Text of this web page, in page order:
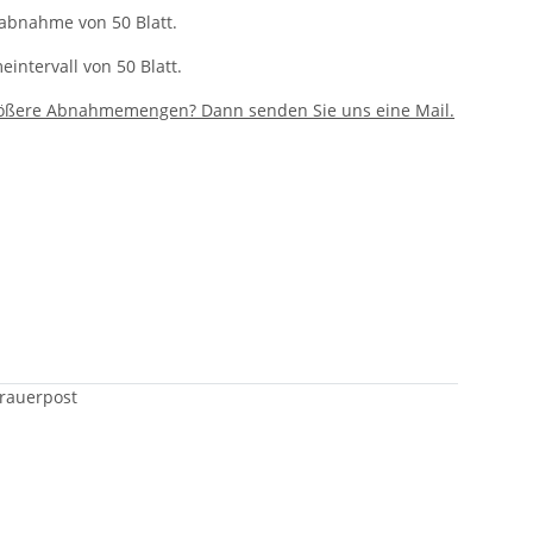
von 50 Blatt.
von 50 Blatt.
Abnahmemengen? Dann senden Sie uns eine Mail.